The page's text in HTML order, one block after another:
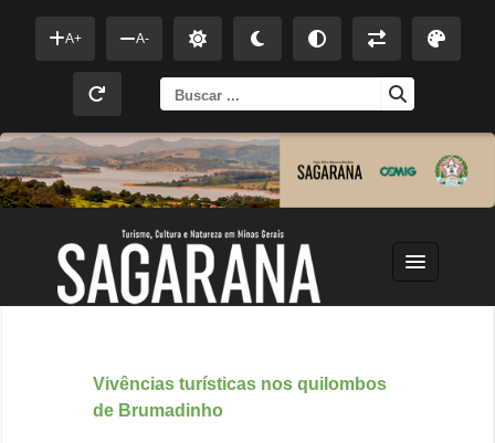
A+ A-
Busca
para:
Vivências turísticas nos quilombos
de Brumadinho